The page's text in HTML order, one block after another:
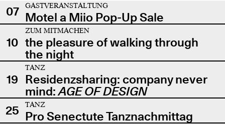
07
GASTVERANSTALTUNG
Motel a Miio Pop-Up Sale
10
ZUM MITMACHEN
the pleasure of walking through
the night
19
TANZ
Residenzsharing: company never
mind:AGE OF DESIGN
25
TANZ
Pro Senectute Tanznachmittag